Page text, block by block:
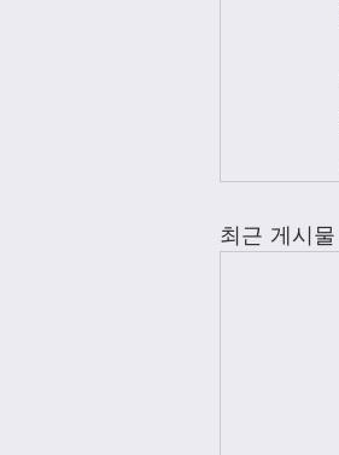
최근 게시물